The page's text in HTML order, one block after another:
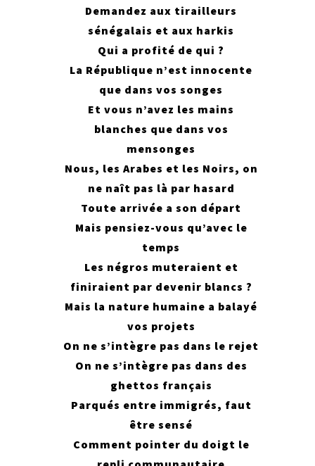
Demandez aux tirailleurs
sénégalais et aux harkis
Qui a profité de qui ?
La République n’est innocente
que dans vos songes
Et vous n’avez les mains
blanches que dans vos
mensonges
Nous, les Arabes et les Noirs, on
ne naît pas là par hasard
Toute arrivée a son départ
Mais pensiez-vous qu’avec le
temps
Les négros muteraient et
finiraient par devenir blancs ?
Mais la nature humaine a balayé
vos projets
On ne s’intègre pas dans le rejet
On ne s’intègre pas dans des
ghettos français
Parqués entre immigrés, faut
être sensé
Comment pointer du doigt le